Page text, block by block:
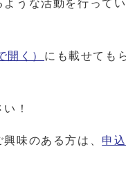
うな活動を行ってい
開く） にも載せても
！
味のある方は、 申